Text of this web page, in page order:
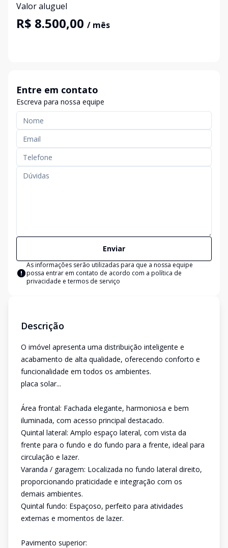
Valor aluguel
R$ 8.500,00 / mês
Entre em contato
Escreva para nossa equipe
Enviar
As informações serão utilizadas para que a nossa equipe
possa entrar em contato de acordo com a política de
privacidade e termos de serviço
Descrição
O imóvel apresenta uma distribuição inteligente e
acabamento de alta qualidade, oferecendo conforto e
funcionalidade em todos os ambientes.
placa solar...
Área frontal: Fachada elegante, harmoniosa e bem
iluminada, com acesso principal destacado.
Quintal lateral: Amplo espaço lateral, com vista da
frente para o fundo e do fundo para a frente, ideal para
circulação e lazer.
Varanda / garagem: Localizada no fundo lateral direito,
proporcionando praticidade e integração com os
demais ambientes.
Quintal fundo: Espaçoso, perfeito para atividades
externas e momentos de lazer.
Pavimento superior: